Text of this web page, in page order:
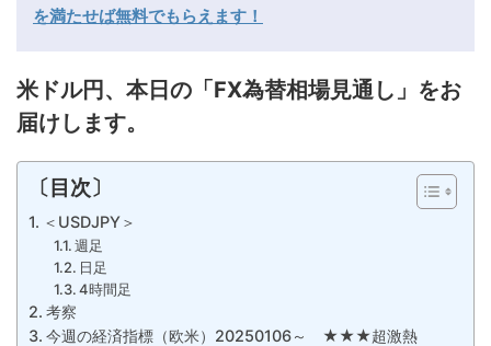
を満たせば無料でもらえます！
米ドル円、本日の「FX為替相場見通し」をお
届けします。
〔目次〕
＜USDJPY＞
週足
日足
4時間足
考察
今週の経済指標（欧米）20250106～ ★★★超激熱